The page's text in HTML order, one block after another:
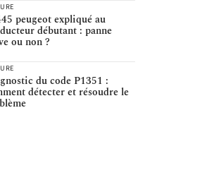
peugeot expliqué au
débutant : panne
ou non ?
du code P1351 :
détecter et résoudre le